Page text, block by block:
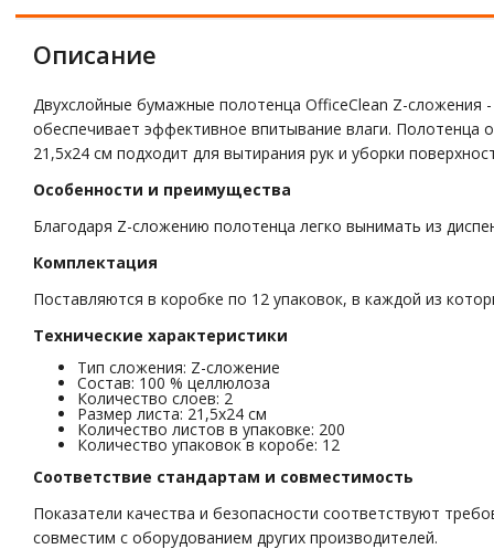
Описание
Двухслойные бумажные полотенца OfficeClean Z-сложения
обеспечивает эффективное впитывание влаги. Полотенца
21,5х24 см подходит для вытирания рук и уборки
Особенности и преимущества
Благодаря Z-сложению полотенца легко вынимать из
Комплектация
Поставляются в коробке по 12 упаковок, в каждой из
Технические характеристики
Тип сложения: Z-сложение
Состав: 100 % целлюлоза
Количество слоев: 2
Размер листа: 21,5х24 см
Количество листов в упаковке: 200
Количество упаковок в коробе: 12
Соответствие стандартам и совместимость
Показатели качества и безопасности соответствуют
совместим с оборудованием других производителей.